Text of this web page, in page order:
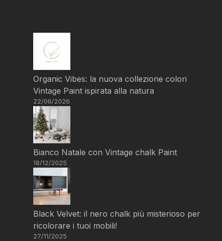
Organic Vibes: la nuova collezione colori
Vintage Paint ispirata alla natura
22/06/2026
Bianco Natale con Vintage chalk Paint
18/12/2025
Black Velvet: il nero chalk più misterioso per
ricolorare i tuoi mobili!
27/11/2025